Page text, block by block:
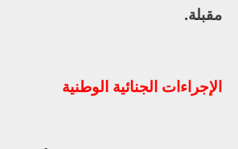
مقبلة.
الإجراءات الجنائية الوطنية